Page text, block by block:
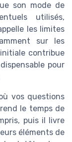
son mode de
utilisés,
les limites
sur les
contribue
pour
vos questions
le temps de
puis il livre
éléments de